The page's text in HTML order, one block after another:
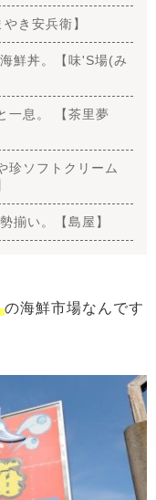
き安兵衛】
鮮丼。【味'S場(み
一息。 【茶里夢
珍ソフトクリーム
揃い。【島屋】
の海鮮市場なんです